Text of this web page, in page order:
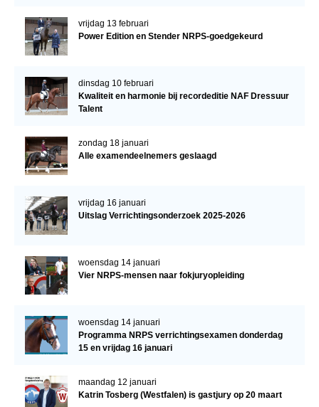
vrijdag 13 februari
Power Edition en Stender NRPS-goedgekeurd
dinsdag 10 februari
Kwaliteit en harmonie bij recordeditie NAF Dressuur
Talent
zondag 18 januari
Alle examendeelnemers geslaagd
vrijdag 16 januari
Uitslag Verrichtingsonderzoek 2025-2026
woensdag 14 januari
Vier NRPS-mensen naar fokjuryopleiding
woensdag 14 januari
Programma NRPS verrichtingsexamen donderdag
15 en vrijdag 16 januari
maandag 12 januari
Katrin Tosberg (Westfalen) is gastjury op 20 maart